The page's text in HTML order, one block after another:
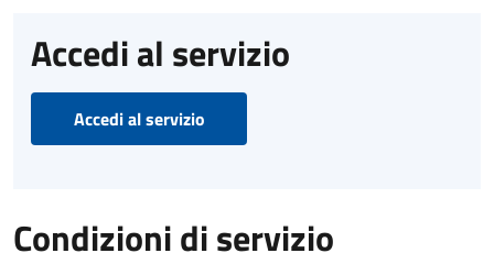
Accedi al servizio
Accedi al servizio
Condizioni di servizio